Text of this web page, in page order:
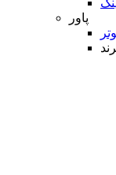
پاور